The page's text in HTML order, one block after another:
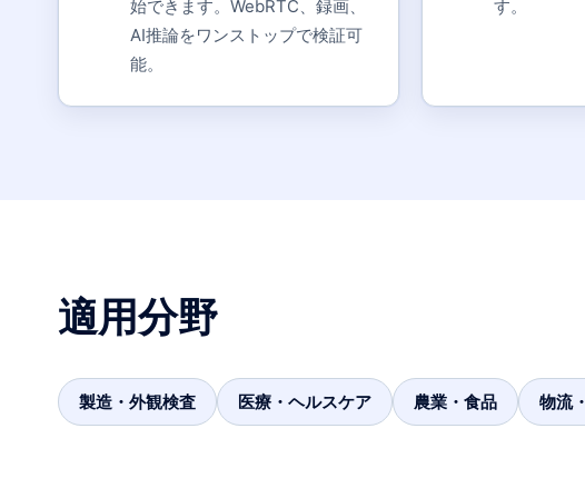
始できます。WebRTC、録画、
AI推論をワンストップで検証可
能。
す。
適用分野
製造・外観検査 医療・ヘルスケア 農業・食品 物流